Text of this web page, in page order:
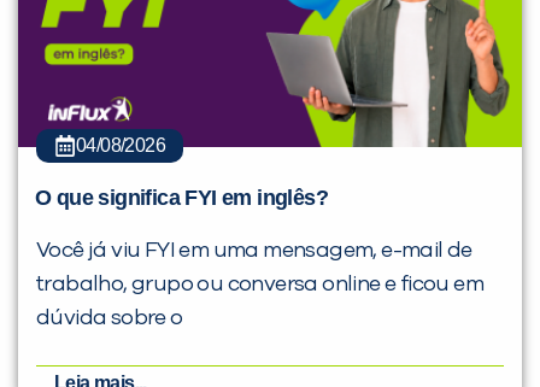
04/08/2026
O que significa FYI em inglês?
Você já viu FYI em uma mensagem, e-mail de
trabalho, grupo ou conversa online e ficou em
dúvida sobre o
Leia mais...